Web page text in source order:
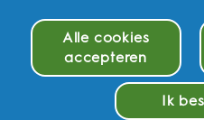
Voor meer informatie over de
uw privacy rechten, kunt u
U bent minstens 18 jaar oud en
Alle cookies
accepteren
Ik